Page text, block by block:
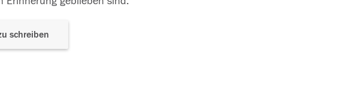
schreiben